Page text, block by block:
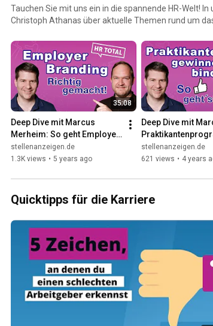
Tauchen Sie mit uns ein in die spannende HR-Welt!
Christoph Athanas über aktuelle Themen rund um
35:08
Deep Dive mit Marcus
Merheim: So geht Employer
Branding erfolgreich
stellenanzeigen.de
1.3K views • 5 years ago
Deep Dive mit
Heute schon die
morgen sichern
stellenanzeigen.de
621 views • 4 years
Quicktipps für die Karriere